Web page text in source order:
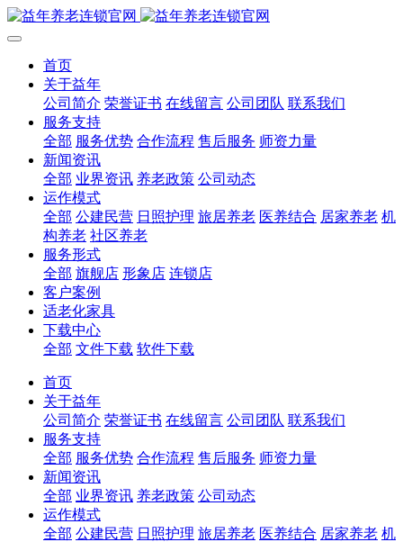
首页
关于益年
公司简介 荣誉证书 在线留言 公司团队 联系我们
服务支持
全部 服务优势 合作流程 售后服务 师资力量
新闻资讯
全部 业界资讯 养老政策 公司动态
运作模式
全部 公建民营 日照护理 旅居养老 医养结合 居家养老 机
构养老 社区养老
服务形式
全部 旗舰店 形象店 连锁店
客户案例
适老化家具
下载中心
全部 文件下载 软件下载
首页
关于益年
公司简介 荣誉证书 在线留言 公司团队 联系我们
服务支持
全部 服务优势 合作流程 售后服务 师资力量
新闻资讯
全部 业界资讯 养老政策 公司动态
运作模式
全部 公建民营 日照护理 旅居养老 医养结合 居家养老 机